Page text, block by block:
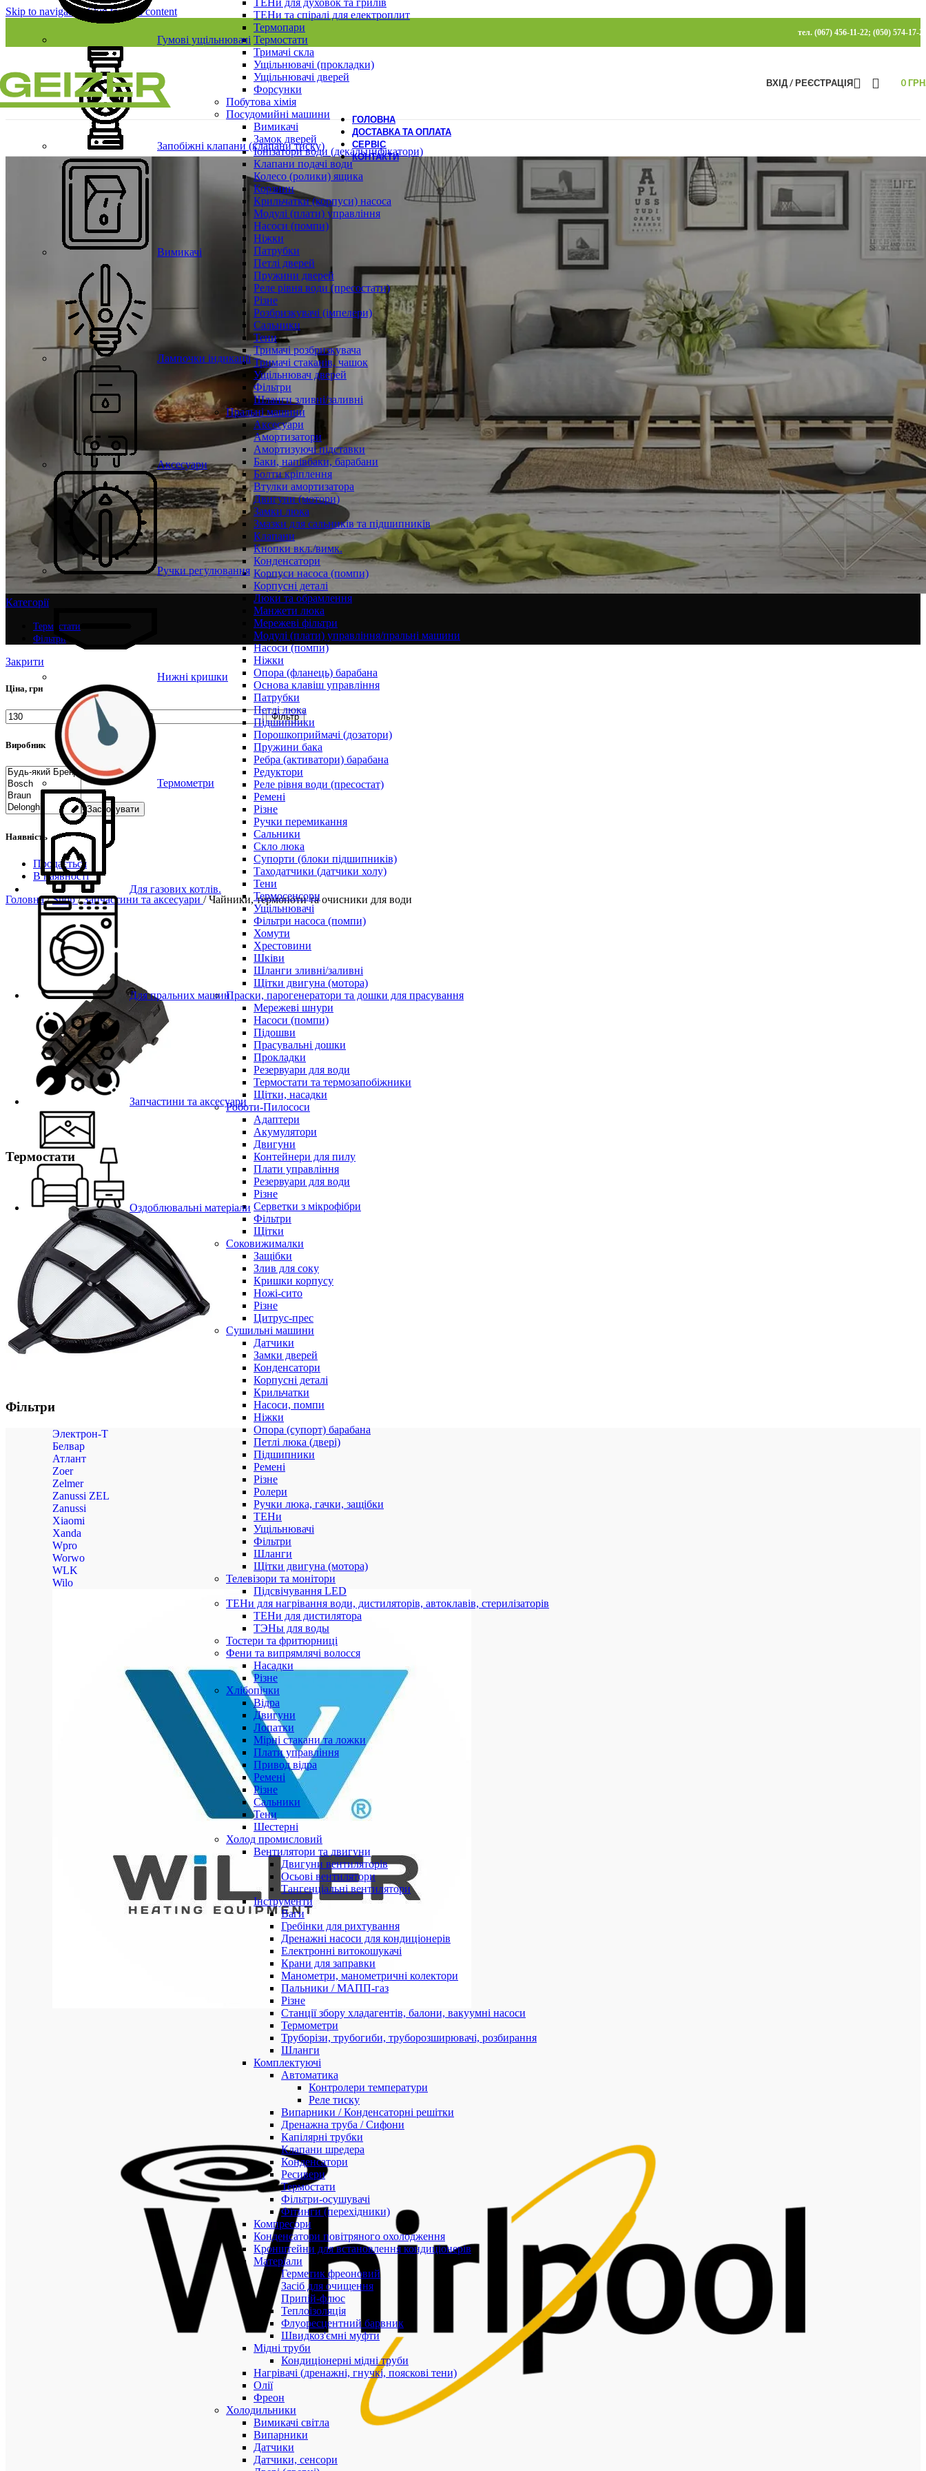
Skip to navigationSkip to main content
тел. (067) 456-11-22; (050) 574-17-
ТЕНи та спіралі для електроплит
Термопари
Термостати
Тримачі скла
Ущільнювачі (прокладки)
Ущільнювачі дверей
Форсунки
Побутова хімія
Посудомийні машини
Вимикачі
Замок дверей
Іонізатори води (декальцифікатори)
Клапани подачі води
Колесо (ролики) ящика
Корзини
Крильчатки (корпуси) насоса
Модулі (плати) управління
Насоси (помпи)
Ніжки
Патрубки
Петлі дверей
Пружини дверей
Реле рівня води (пресостати)
Різне
Розбризкувачі (імпелери)
Сальники
Тени
Тримачі розбризкувача
Тримачі стаканів, чашок
Ущільнювач дверей
Фільтри
Шланги зливні/заливні
Пральні машини
Аксесуари
Амортизатори
Амортизуючі підставки
Баки, напівбаки, барабани
Болти кріплення
Втулки амортизатора
Двигуни (мотори)
Замки люка
Змазки для сальників та підшипників
Клапани
Кнопки вкл./вимк.
Конденсатори
Корпуси насоса (помпи)
Корпусні деталі
Люки та обрамлення
Манжети люка
Мережеві фільтри
Модулі (плати) управління/пральні машини
Насоси (помпи)
Ніжки
Опора (фланець) барабана
Основа клавіш управління
Патрубки
Петлі люка
Підшипники
Порошкоприймачі (дозатори)
Пружини бака
Ребра (активатори) барабана
Редуктори
Реле рівня води (пресостат)
Ремені
Різне
Ручки перемикання
Сальники
Скло люка
Супорти (блоки підшипників)
Таходатчики (датчики холу)
Тени
Термосенсори
Ущільнювачі
Фільтри насоса (помпи)
Хомути
Хрестовини
Шківи
Шланги зливні/заливні
Щітки двигуна (мотора)
Праски, парогенератори та дошки для прасування
Мережеві шнури
Насоси (помпи)
Підошви
Прасувальні дошки
Прокладки
Резервуари для води
Термостати та термозапобіжники
Щітки, насадки
Роботи-Пилососи
Адаптери
Акумулятори
Двигуни
Контейнери для пилу
Плати управління
Резервуари для води
Різне
Серветки з мікрофібри
Фільтри
Щітки
Соковижималки
Защібки
Злив для соку
Кришки корпусу
Ножі-сито
Різне
Цитрус-прес
Сушильні машини
Датчики
Замки дверей
Конденсатори
Корпусні деталі
Крильчатки
Насоси, помпи
Ніжки
Опора (супорт) барабана
Петлі люка (двері)
Підшипники
Ремені
Різне
Ролери
Ручки люка, гачки, защібки
ТЕНи
Ущільнювачі
Фільтри
Шланги
Щітки двигуна (мотора)
Телевізори та монітори
Підсвічування LED
ТЕНи для нагрівання води, дистиляторів, автоклавів, стерилізаторів
ТЕНи для дистилятора
ТЭНы для воды
Тостери та фритюрниці
Фени та випрямлячі волосся
Насадки
Різне
Хлібопічки
Відра
Двигуни
Лопатки
Мірні стакани та ложки
Плати управління
Привод відра
Ремені
Різне
Сальники
Тени
Шестерні
Холод промисловий
Вентилятори та двигуни
Двигуни вентиляторів
Осьові вентилятори
Тангенціальні вентилятори
Інструменти
Ваги
Гребінки для рихтування
Дренажні насоси для кондиціонерів
Електронні витокошукачі
Крани для заправки
Манометри, манометричні колектори
Пальники / МАПП-газ
Різне
Станції збору хладагентів, балони, вакуумні насоси
Термометри
Труборізи, трубогиби, труборозширювачі, розбирання
Шланги
Комплектуючі
Автоматика
Контролери температури
Реле тиску
Випарники / Конденсаторні решітки
Дренажна труба / Сифони
Капілярні трубки
Клапани шредера
Конденсатори
Ресивери
Термостати
Фільтри-осушувачі
Фітинги (перехідники)
Компресори
Конденсатори повітряного охолодження
Кронштейни для встановлення кондиціонерів
Матеріали
Герметик фреоновий
Засіб для очищення
Припій-флюс
Теплоізоляція
Флуоресцентний барвник
Швидкоз'ємні муфти
Мідні труби
Кондиціонерні мідні труби
Нагрівачі (дренажні, гнучкі, пояскові тени)
Олії
Фреон
Холодильники
Вимикачі світла
Випарники
Датчики
Датчики, сенсори
ВХІД / РЕЄСТРАЦІЯ 0
Гумові ущільнювачі
Запобіжні клапани (клапани тиску)
Вимикачі
Лампочки індикації
Аксесуари
Ручки регулювання
Нижні кришки
Термометри
Для газових котлів.
Для пральних машин
Запчастини та аксесуари
Оздоблювальні матеріали
ГОЛОВНА
ДОСТАВКА ТА ОПЛАТА
СЕРВІС
КОНТАКТИ
Категорії
Термостати
Фільтри
Закрити
Ціна, грн
Фільтр
Виробник
Застосувати
Наявність
Продається
В наявності
Головна/ Shop/ Запчастини та аксесуари / Чайники, термопоти та очисники для води
Термостати
Фільтри
Электрон-Т
Белвар
Атлант
Zoer
Zelmer
Zanussi ZEL
Zanussi
Xiaomi
Xanda
Wpro
Worwo
WLK
Wilo